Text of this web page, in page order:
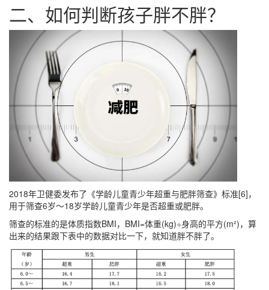
二、如何判断孩子胖不胖？
2018年卫健委发布了《学龄儿童青少年超重与肥胖筛查》标准[6]，
用于筛查6岁～18岁学龄儿童青少年是否超重或肥胖。
筛查的标准的是体质指数BMI，BMI=体重(kg)÷身高的平方(m²)，算
出来的结果跟下表中的数据对比一下，就知道胖不胖了。